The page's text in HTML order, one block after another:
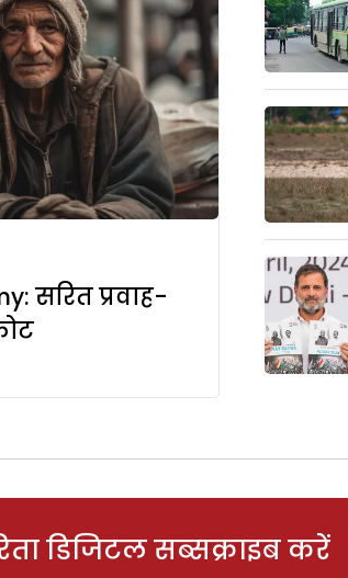
सरित प्रवाह-
डिजिटल सब्सक्राइब करें